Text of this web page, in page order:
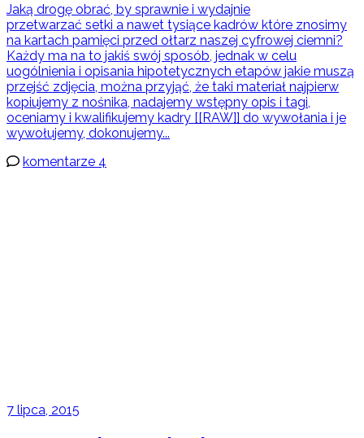
Jaką drogę obrać, by sprawnie i wydajnie
przetwarzać setki a nawet tysiące kadrów które znosimy
na kartach pamięci przed ołtarz naszej cyfrowej ciemni?
Każdy ma na to jakiś swój sposób, jednak w celu
uogólnienia i opisania hipotetycznych etapów jakie muszą
przejść zdjęcia, można przyjąć, że taki materiał najpierw
kopiujemy z nośnika, nadajemy wstępny opis i tagi,
oceniamy i kwalifikujemy kadry [[RAW]] do wywołania i je
wywołujemy, dokonujemy...
komentarze 4
7 lipca, 2015